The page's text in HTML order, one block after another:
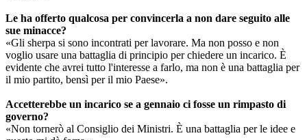
Le ha offerto qualcosa per convincerla a non dare seguito alle
sue minacce?
«Gli sherpa si sono incontrati per lavorare. Ma non posso e non
voglio usare una battaglia di principio per chiedere un incarico. È
evidente che avrei tutto l'interesse a farlo, ma non è una battaglia per
il mio partito, bensì per il mio Paese».
Accetterebbe un incarico se a gennaio ci fosse un rimpasto di
governo?
«Non tornerò al Consiglio dei Ministri. È una battaglia per le idee e